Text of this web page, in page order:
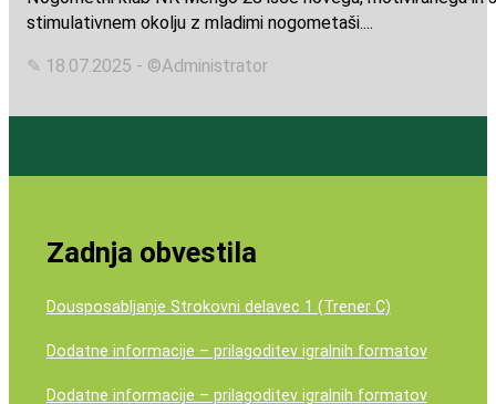
stimulativnem okolju z mladimi nogometaši....
✎ 18.07.2025 - ©Administrator
Zadnja obvestila
Dousposabljanje Strokovni delavec 1 (Trener C)
Dodatne informacije – prilagoditev igralnih formatov
Dodatne informacije – prilagoditev igralnih formatov